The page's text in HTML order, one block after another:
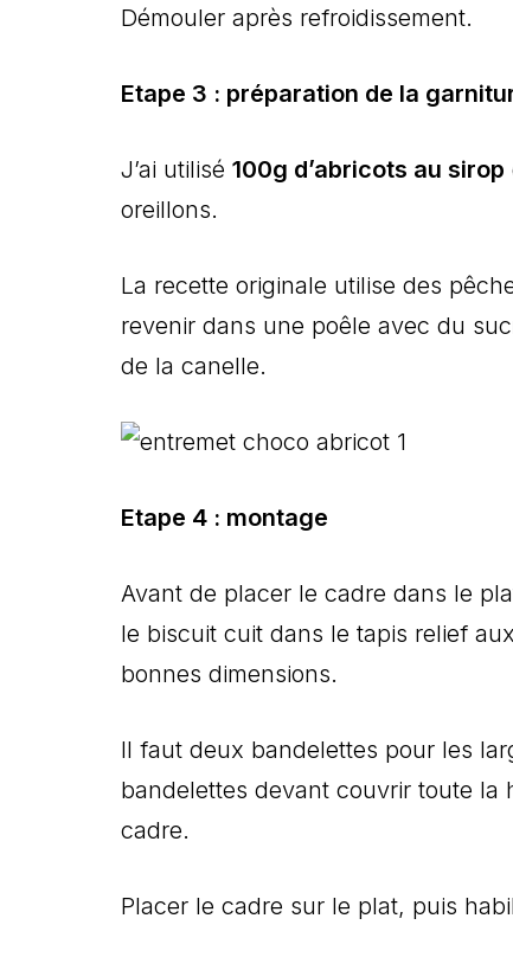
Démouler après refroidissement.
Etape 3 : préparation de la
J’ai utilisé 100g d’abricots au sirop
oreillons.
La recette originale utilise des
revenir dans une poêle avec du
de la canelle.
Etape 4 : montage
Avant de placer le cadre dans le
le biscuit cuit dans le tapis relief aux
bonnes dimensions.
Il faut deux bandelettes pour les
bandelettes devant couvrir toute la
cadre.
Placer le cadre sur le plat, puis